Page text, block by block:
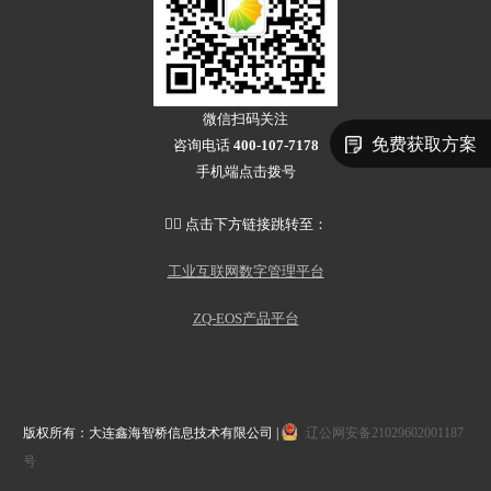
微信扫码关注
咨询电话 400-107-7178
手机端点击拨号
👇🏻 点击下方链接跳转至：
工业互联网数字管理平台
ZQ-EOS产品平台
版权所有：大连鑫海智桥信息技术有限公司 |
辽公网安备21029602001187
号
免费获取方案